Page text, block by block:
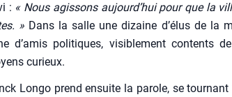
: « Nous agis­sons aujourd’hui pour que la
» Dans la salle une dizaine d’élus de la
d’amis poli­tiques, visi­ble­ment contents
curieux.
Lon­go prend ensuite la parole, se tour­nant